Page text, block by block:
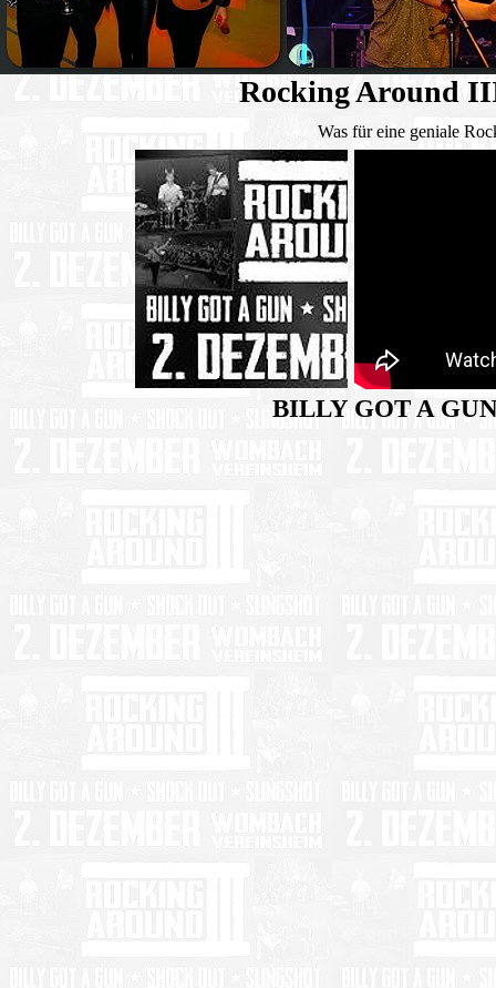
Rocking Around
Was für eine geniale
BILLY GOT A